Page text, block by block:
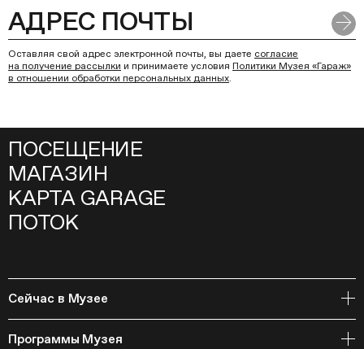
Оставляя свой адрес электронной почты, вы даете согласие
на получение рассылки и принимаете условия Политики Музея «Гараж»
в отношении обработки персональных данных.
ПОСЕЩЕНИЕ
МАГАЗИН
КАРТА GARAGE
ПОТОК
Сейчас в Музее
События
Программы Музея